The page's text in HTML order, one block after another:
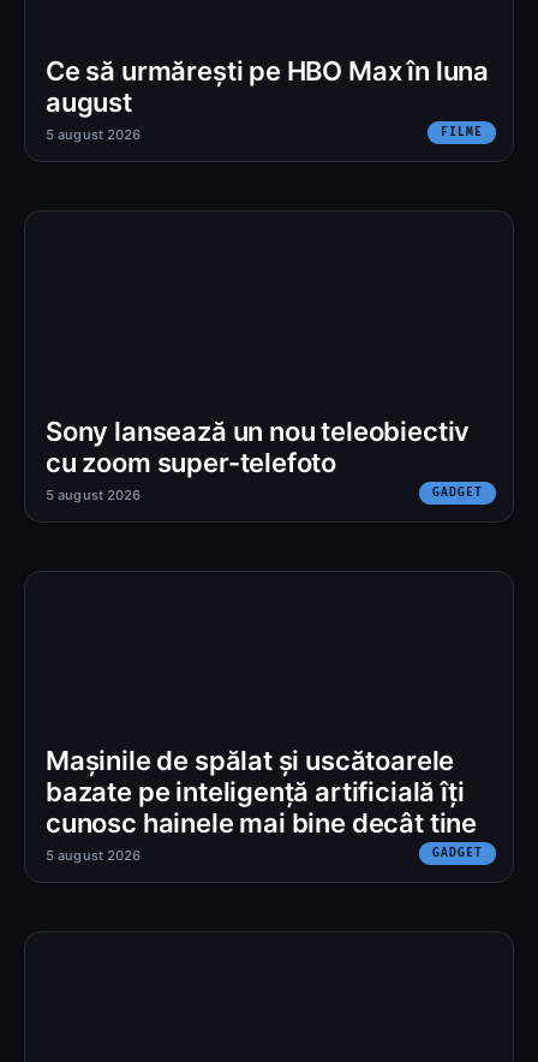
Ce să urmărești pe HBO Max în luna
august
FILME
5 august 2026
Sony lansează un nou teleobiectiv
cu zoom super-telefoto
GADGET
5 august 2026
Mașinile de spălat și uscătoarele
bazate pe inteligență artificială îți
cunosc hainele mai bine decât tine
GADGET
5 august 2026